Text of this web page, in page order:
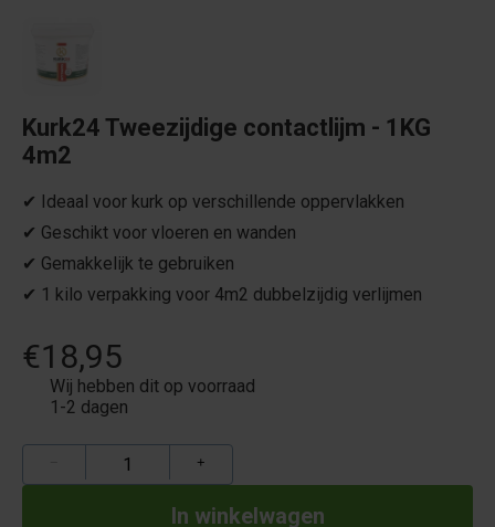
Kurk24 Tweezijdige contactlijm - 1KG
4m2
✔ Ideaal voor kurk op verschillende oppervlakken
✔ Geschikt voor vloeren en wanden
✔ Gemakkelijk te gebruiken
✔ 1 kilo verpakking voor 4m2 dubbelzijdig verlijmen
€18,95
Wij hebben dit op voorraad
1-2 dagen
+